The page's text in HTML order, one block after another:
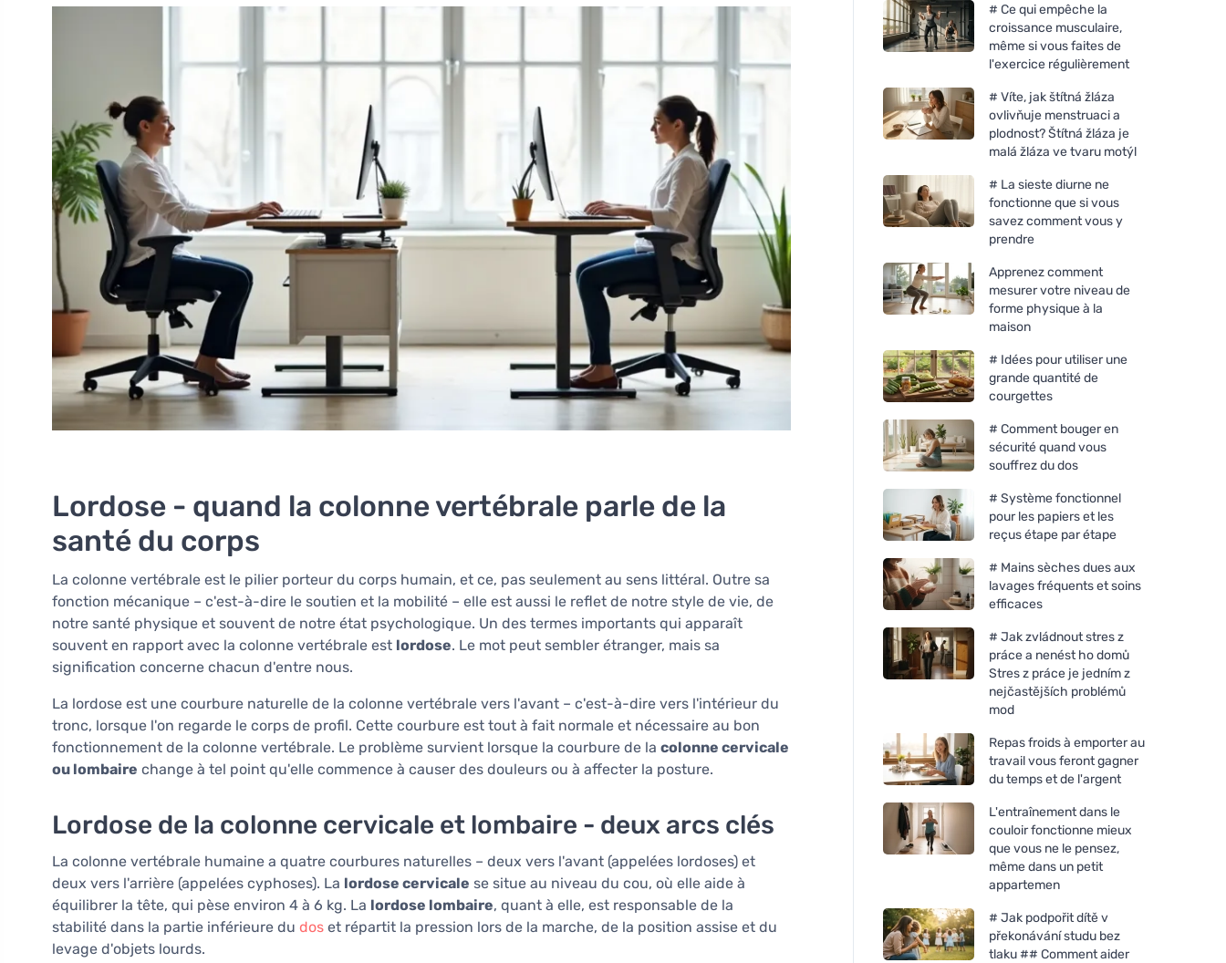
Lordose - quand la colonne vertébrale parle de la
santé du corps
La colonne vertébrale est le pilier porteur du corps humain, et ce, pas seulement au sens littéral. Outre sa
fonction mécanique – c'est-à-dire le soutien et la mobilité – elle est aussi le reflet de notre style de vie, de
notre santé physique et souvent de notre état psychologique. Un des termes importants qui apparaît
souvent en rapport avec la colonne vertébrale est lordose. Le mot peut sembler étranger, mais sa
signification concerne chacun d'entre nous.
La lordose est une courbure naturelle de la colonne vertébrale vers l'avant – c'est-à-dire vers l'intérieur du
tronc, lorsque l'on regarde le corps de profil. Cette courbure est tout à fait normale et nécessaire au bon
fonctionnement de la colonne vertébrale. Le problème survient lorsque la courbure de la colonne cervicale
ou lombaire change à tel point qu'elle commence à causer des douleurs ou à affecter la posture.
Lordose de la colonne cervicale et lombaire - deux arcs clés
La colonne vertébrale humaine a quatre courbures naturelles – deux vers l'avant (appelées lordoses) et
deux vers l'arrière (appelées cyphoses). La lordose cervicale se situe au niveau du cou, où elle aide à
équilibrer la tête, qui pèse environ 4 à 6 kg. La lordose lombaire, quant à elle, est responsable de la
stabilité dans la partie inférieure du dos et répartit la pression lors de la marche, de la position assise et du
levage d'objets lourds.
# Ce qui empêche la
croissance musculaire,
même si vous faites de
l'exercice régulièrement
# Víte, jak štítná žláza
ovlivňuje menstruaci a
plodnost? Štítná žláza je
malá žláza ve tvaru motýl
# La sieste diurne ne
fonctionne que si vous
savez comment vous y
prendre
Apprenez comment
mesurer votre niveau de
forme physique à la
maison
# Idées pour utiliser une
grande quantité de
courgettes
# Comment bouger en
sécurité quand vous
souffrez du dos
# Système fonctionnel
pour les papiers et les
reçus étape par étape
# Mains sèches dues aux
lavages fréquents et soins
efficaces
# Jak zvládnout stres z
práce a nenést ho domů
Stres z práce je jedním z
nejčastějších problémů
mod
Repas froids à emporter au
travail vous feront gagner
du temps et de l'argent
L'entraînement dans le
couloir fonctionne mieux
que vous ne le pensez,
même dans un petit
appartemen
# Jak podpořit dítě v
překonávání studu bez
tlaku ## Comment aider